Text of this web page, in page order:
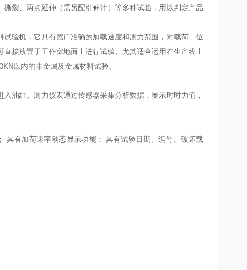
裂、两点延伸（需另配引伸计）等多种试验，用以判定产品
验机，它具有宽广准确的加载速度和测力范围，对载荷、位
接放置于工作室地面上进行试验。尤其适合运用在生产线上
以内的非金属及金属材料试验。
油缸。测力仪表通过传感器采集分析数据，显示时时力值，
具有加荷速率动态显示功能； 具有试验日期、编号、破坏载